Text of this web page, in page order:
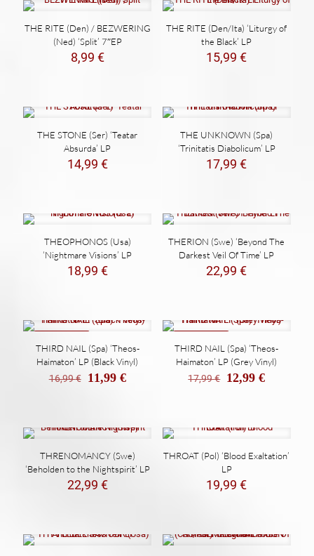
THE RITE (Den) / BEZWERING
(Ned) ‘Split’ 7″EP
8,99 €
THE RITE (Den/Ita) ‘Liturgy of
the Black’ LP
15,99€
THE STONE (Ser) ‘Teatar
Absurda’ LP
14,99 €
THE UNKNOWN (Spa)
‘Trinitatis Diabolicum’ LP
17,99€
THEOPHONOS (Usa)
‘Nightmare Visions’ LP
18,99 €
THERION (Swe) ‘Beyond The
Darkest Veil Of Time’ LP
22,99€
THIRD NAIL (Spa) ‘Theos-
Haimaton’ LP (Black Vinyl)
16,99€
El
16,99 €.
11,99 €El
11,99 €.
THIRD NAIL (Spa) ‘Theos-
Haimaton’ LP (Grey Vinyl)
17,99€ El
17,99 €.
12,99€El
12,99 €.
THRENOMANCY (Swe)
‘Beholden to the Nightspirit’ LP
22,99 €
THROAT (Pol) ‘Blood Exaltation’
LP
19,99€